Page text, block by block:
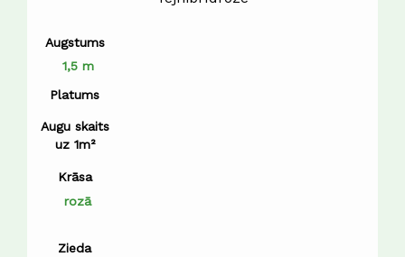
Augstums
1,5 m
Platums
Augu skaits
uz 1m²
Krāsa
rozā
Zieda